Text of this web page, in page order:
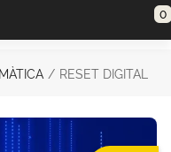
0
RESET DIGITAL